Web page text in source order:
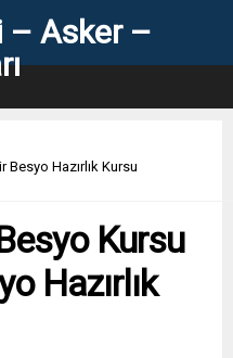
Besyo Hazırlık Kursu
Kursu
Hazırlık